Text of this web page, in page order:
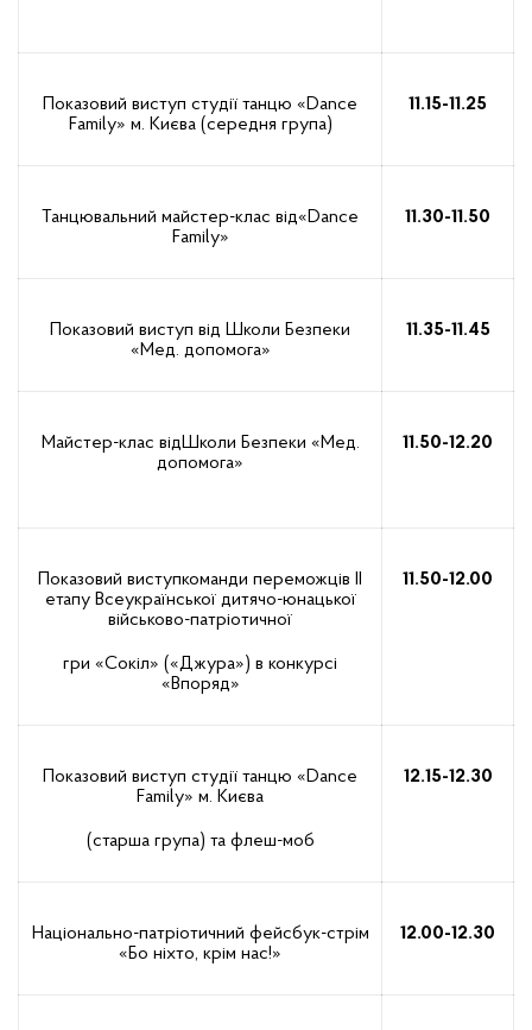
Показовий виступ студії танцю «Dance
Family» м. Києва (середня група)
11.15-11.25
Танцювальний майстер-клас від«Dance
Family»
11.30-11.50
Показовий виступ від Школи Безпеки
«Мед. допомога»
11.35-11.45
Майстер-клас відШколи Безпеки «Мед.
допомога»
11.50-12.20
Показовий виступкоманди переможців ІІ
етапу Всеукраїнської дитячо-юнацької
військово-патріотичної
гри «Сокіл» («Джура») в конкурсі
«Впоряд»
11.50-12.00
Показовий виступ студії танцю «Dance
Family» м. Києва
(старша група) та флеш-моб
12.15-12.30
Національно-патріотичний фейсбук-стрім
«Бо ніхто, крім нас!»
12.00-12.30